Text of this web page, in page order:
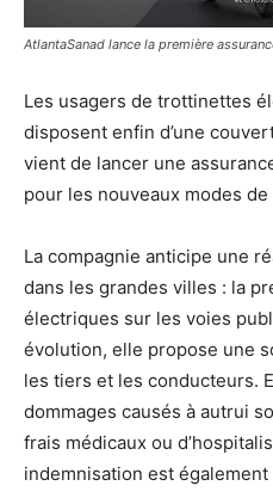
AtlantaSanad lance la première
Les usagers de trottinettes
disposent enfin d’une
vient de lancer une
pour les nouveaux modes
La compagnie anticipe une
dans les grandes villes : la
électriques sur les voies
évolution, elle propose une
les tiers et les conducteurs.
dommages causés à autrui
frais médicaux ou
indemnisation est également